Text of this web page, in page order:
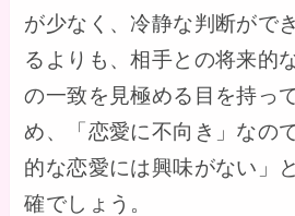
が少なく、冷静な判断がで
るよりも、相手との将来的
の一致を見極める目を持っ
め、「恋愛に不向き」なの
的な恋愛には興味がない」
確でしょう。